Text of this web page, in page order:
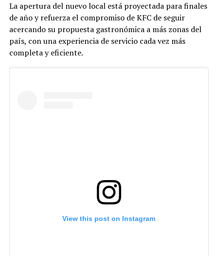
La apertura del nuevo local está proyectada para finales
de año y refuerza el compromiso de KFC de seguir
acercando su propuesta gastronómica a más zonas del
país, con una experiencia de servicio cada vez más
completa y eficiente.
View this post on Instagram